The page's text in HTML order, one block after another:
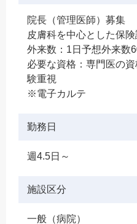
院長（管理医師）募集
皮膚科を中心とした保険
外来数：1日予想外来数
必要な資格：専門医の
験重視
※電子カルテ
勤務日
週4.5日～
施設区分
一般（病院）